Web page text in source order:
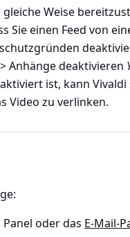
Weise
Sie einen Feed von
Anhänge deaktivieren
ist, kann
Video zu verlinken.
Panel oder das E-Mail-